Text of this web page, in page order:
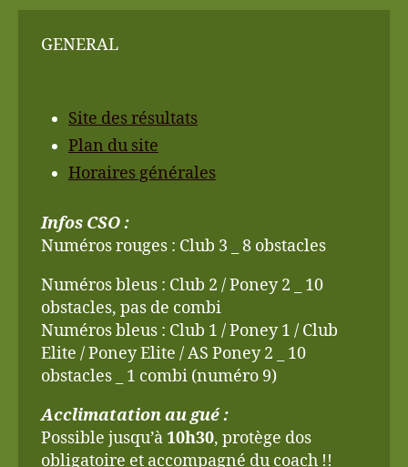
GENERAL
Site des résultats
Plan du site
Horaires générales
Infos CSO :
Numéros rouges : Club 3 _ 8 obstacles
Numéros bleus : Club 2 / Poney 2 _ 10
obstacles, pas de combi
Numéros bleus : Club 1 / Poney 1 / Club
Elite / Poney Elite / AS Poney 2 _ 10
obstacles _ 1 combi (numéro 9)
Acclimatation au gué :
Possible jusqu’à10h30, protège dos
obligatoire et accompagné du coach !!